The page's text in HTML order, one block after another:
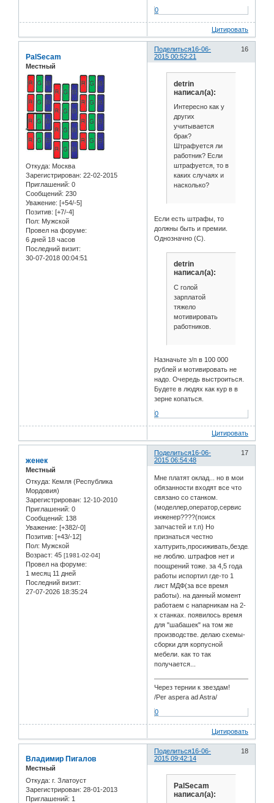
0
Цитировать
Поделиться 16
16-06-
2015 00:52:21
PalSecam
Местный
Откуда: Москва
Зарегистрирован: 22-02-2015
Приглашений: 0
Сообщений: 230
Уважение: [+54/-5]
Позитив: [+7/-4]
Пол: Мужской
Провел на форуме:
6 дней 18 часов
Последний визит:
30-07-2018 00:04:51
detrin
написал(а):
Интересно как у
других
учитывается
брак?
Штрафуется ли
работник? Если
штрафуется, то в
каких случаях и
насколько?
Если есть штрафы, то
должны быть и премии.
Однозначно (С).
detrin
написал(а):
С голой
зарплатой
тяжело
мотивировать
работников.
Назначьте з/п в 100 000
рублей и мотивировать не
надо. Очередь выстроиться.
Будете в людях как кур в в
зерне копаться.
0
Цитировать
Поделиться 17
16-06-
2015 06:54:48
женек
Местный
Откуда: Кемля (Республика
Мордовия)
Зарегистрирован: 12-10-2010
Приглашений: 0
Сообщений: 138
Уважение: [+382/-0]
Позитив: [+43/-12]
Пол: Мужской
Возраст: 45 [1981-02-04]
Провел на форуме:
1 месяц 11 дней
Последний визит:
27-07-2026 18:35:24
Мне платят оклад... но в мои
обязанности входят все что
связано со станком.
(моделлер,оператор,сервис
инженер????(поиск
запчастей и т.п) Но
признаться честно
не люблю. штрафов нет и
поощрений тоже. за 4,5 года
работы испортил где-то 1
лист МДФ(за все время
работы). на данный момент
работаем с напарникам на 2-
х станках. появилось время
для "шабашек" на том же
производстве. делаю схемы-
сборки для корпусной
мебели. как то так
получается...
Через тернии к звездам!
/Per aspera ad Astra/
0
Цитировать
Поделиться 18
16-06-
2015 09:42:14
Владимир Пигалов
Местный
Откуда: г. Златоуст
Зарегистрирован: 28-01-2013
Приглашений: 1
PalSecam
написал(а):